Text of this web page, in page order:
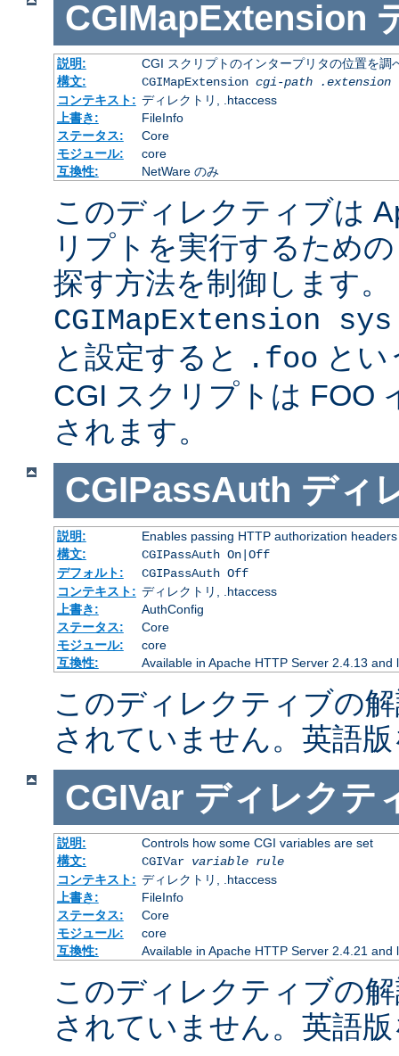
CGIMapExtension
説明:
CGI スクリプトのインタープリタの位置を調
構文:
CGIMapExtension cgi-path
.extension
コンテキスト: ディレクトリ, .htaccess
上書き:
FileInfo
ステータス:
Core
モジュール:
core
互換性:
NetWare のみ
このディレクティブは
リプトを実行するため
探す方法を制御します
CGIMapExtension
と設定すると
.foo と
CGI スクリプトは FOO
されます。
CGIPassAuth ディ
説明:
Enables passing HTTP authorization
構文:
CGIPassAuth On|Off
デフォルト:
CGIPassAuth Off
コンテキスト: ディレクトリ, .htaccess
上書き:
AuthConfig
ステータス:
Core
モジュール:
core
互換性:
Available in Apache HTTP Server 2.4.13 and
このディレクティブの
されていません。英語
CGIVar ディレクテ
説明:
Controls how some CGI variables are set
構文:
CGIVar variable rule
コンテキスト: ディレクトリ, .htaccess
上書き:
FileInfo
ステータス:
Core
モジュール:
core
互換性:
Available in Apache HTTP Server 2.4.21 and
このディレクティブの
されていません。英語